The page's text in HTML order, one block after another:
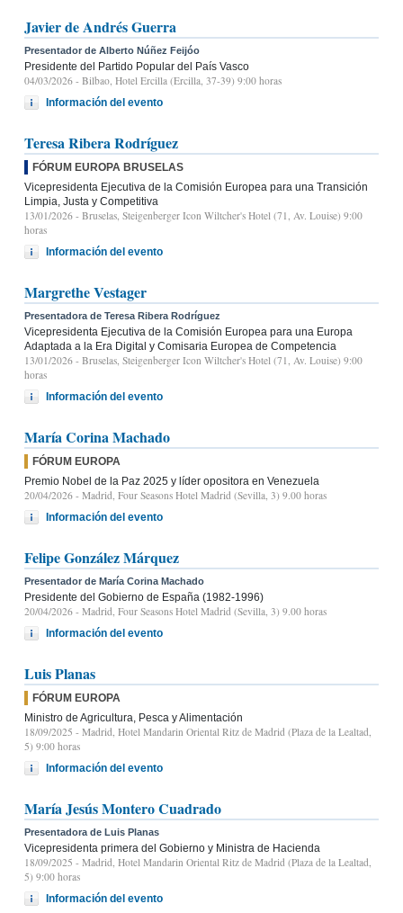
Javier de Andrés Guerra
Presentador de Alberto Núñez Feijóo
Presidente del Partido Popular del País Vasco
04/03/2026 - Bilbao, Hotel Ercilla (Ercilla, 37-39) 9:00 horas
Información del evento
Teresa Ribera Rodríguez
FÓRUM EUROPA BRUSELAS
Vicepresidenta Ejecutiva de la Comisión Europea para una Transición
Limpia, Justa y Competitiva
13/01/2026 - Bruselas, Steigenberger Icon Wiltcher's Hotel (71, Av. Louise) 9:00
horas
Información del evento
Margrethe Vestager
Presentadora de Teresa Ribera Rodríguez
Vicepresidenta Ejecutiva de la Comisión Europea para una Europa
Adaptada a la Era Digital y Comisaria Europea de Competencia
13/01/2026 - Bruselas, Steigenberger Icon Wiltcher's Hotel (71, Av. Louise) 9:00
horas
Información del evento
María Corina Machado
FÓRUM EUROPA
Premio Nobel de la Paz 2025 y líder opositora en Venezuela
20/04/2026 - Madrid, Four Seasons Hotel Madrid (Sevilla, 3) 9.00 horas
Información del evento
Felipe González Márquez
Presentador de María Corina Machado
Presidente del Gobierno de España (1982-1996)
20/04/2026 - Madrid, Four Seasons Hotel Madrid (Sevilla, 3) 9.00 horas
Información del evento
Luis Planas
FÓRUM EUROPA
Ministro de Agricultura, Pesca y Alimentación
18/09/2025 - Madrid, Hotel Mandarin Oriental Ritz de Madrid (Plaza de la Lealtad,
5) 9:00 horas
Información del evento
María Jesús Montero Cuadrado
Presentadora de Luis Planas
Vicepresidenta primera del Gobierno y Ministra de Hacienda
18/09/2025 - Madrid, Hotel Mandarin Oriental Ritz de Madrid (Plaza de la Lealtad,
5) 9:00 horas
Información del evento